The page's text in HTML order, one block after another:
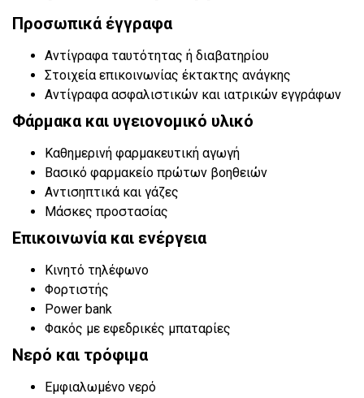
Προσωπικά έγγραφα
Αντίγραφα ταυτότητας ή διαβατηρίου
Στοιχεία επικοινωνίας έκτακτης ανάγκης
Αντίγραφα ασφαλιστικών και ιατρικών εγγράφων
Φάρμακα και υγειονομικό υλικό
Καθημερινή φαρμακευτική αγωγή
Βασικό φαρμακείο πρώτων βοηθειών
Αντισηπτικά και γάζες
Μάσκες προστασίας
Επικοινωνία και ενέργεια
Κινητό τηλέφωνο
Φορτιστής
Power bank
Φακός με εφεδρικές μπαταρίες
Νερό και τρόφιμα
Εμφιαλωμένο νερό